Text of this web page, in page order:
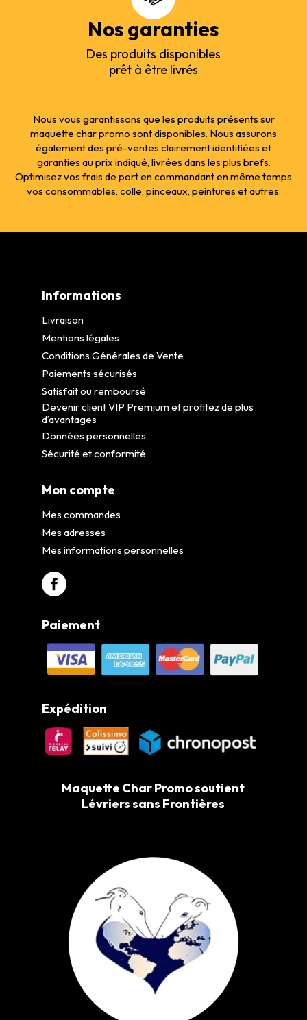
Nos garanties
Des produits disponibles
prêt à être livrés
Nous vous garantissons que les produits présents sur
maquette char promo sont disponibles. Nous assurons
également des pré-ventes clairement identifiées et
garanties au prix indiqué, livrées dans les plus brefs.
Optimisez vos frais de port en commandant en même temps
vos consommables, colle, pinceaux, peintures et autres.
Informations
Livraison
Mentions légales
Conditions Générales de Vente
Paiements sécurisés
Satisfait ou remboursé
Devenir client VIP Premium et profitez de plus
d’avantages
Données personnelles
Sécurité et conformité
Mon compte
Mes commandes
Mes adresses
Mes informations personnelles
Paiement
Expédition
Maquette Char Promo soutient
Lévriers sans Frontières